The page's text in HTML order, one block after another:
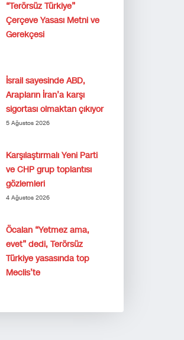
“Terörsüz Türkiye”
Çerçeve Yasası Metni ve
Gerekçesi
İsrail sayesinde ABD,
Arapların İran’a karşı
sigortası olmaktan çıkıyor
5 Ağustos 2026
Karşılaştırmalı Yeni Parti
ve CHP grup toplantısı
gözlemleri
4 Ağustos 2026
Öcalan “Yetmez ama,
evet” dedi, Terörsüz
Türkiye yasasında top
Meclis’te